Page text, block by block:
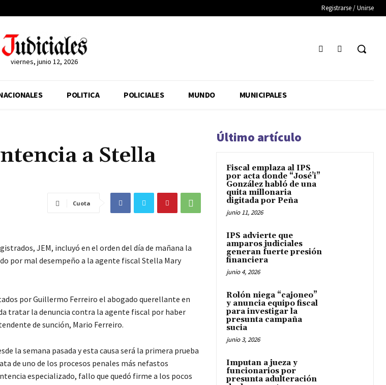
Registrarse / Unirse
viernes, junio 12, 2026
POLITICA POLICIALES MUNDO MUNICIPALES
a Stella
Cuota
JEM, incluyó en el orden del día de mañana la
por mal desempeño a la agente fiscal Stella Mary
por Guillermo Ferreiro el abogado querellante en
tratar la denuncia contra la agente fiscal por haber
de sunción, Mario Ferreiro.
la semana pasada y esta causa será la primera prueba
de uno de los procesos penales más nefastos
especializado, fallo que quedó firme a los pocos
Último artículo
Fiscal emplaza al IPS
por acta donde “José’i”
González habló de una
quita millonaria
digitada por Peña
junio 11, 2026
IPS advierte que
amparos judiciales
generan fuerte presión
financiera
junio 4, 2026
Rolón niega “cajoneo”
y anuncia equipo fiscal
para investigar la
presunta campaña
sucia
junio 3, 2026
Imputan a jueza y
funcionarios por
presunta adulteración